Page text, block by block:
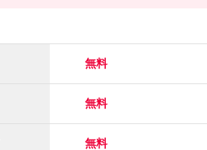
無料
無料
無料